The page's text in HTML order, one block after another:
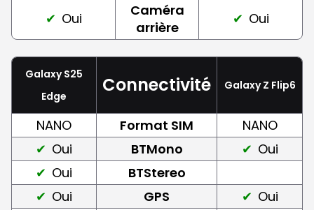
Oui
Caméra
arrière
Oui
Galaxy S25
Edge
Connectivité Galaxy Z Flip6
NANO Format SIM
NANO
Oui
BTMono
Oui
Oui
BTStereo
Oui
GPS
Oui